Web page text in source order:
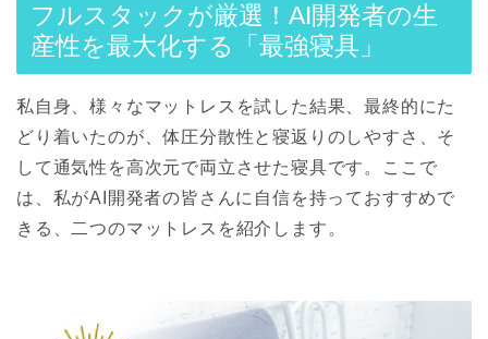
フルスタックが厳選！AI開発者の生
産性を最大化する「最強寝具」
私自身、様々なマットレスを試した結果、最終的にた
どり着いたのが、体圧分散性と寝返りのしやすさ、そ
して通気性を高次元で両立させた寝具です。ここで
は、私がAI開発者の皆さんに自信を持っておすすめで
きる、二つのマットレスを紹介します。